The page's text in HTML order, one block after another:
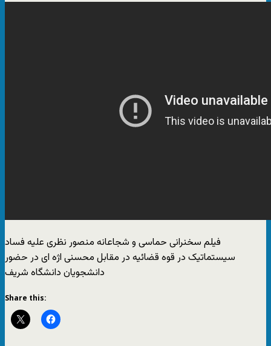
فیلم سخنرانى حماسى و شجاعانه منصور نظرى علیه فساد
سیستماتیک در قوه قضائیه در مقابل محسنى اژه اى در حضور
دانشجویان دانشگاه شریف
Share this: